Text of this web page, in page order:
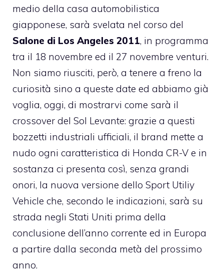
medio della casa automobilistica
giapponese, sarà svelata nel corso del
Salone di Los Angeles 2011, in programma
tra il 18 novembre ed il 27 novembre venturi.
Non siamo riusciti, però, a tenere a freno la
curiosità sino a queste date ed abbiamo già
voglia, oggi, di mostrarvi come sarà il
crossover del Sol Levante: grazie a questi
bozzetti industriali ufficiali, il brand mette a
nudo ogni caratteristica di Honda CR-V e in
sostanza ci presenta così, senza grandi
onori, la nuova versione dello Sport Utiliy
Vehicle che, secondo le indicazioni, sarà su
strada negli Stati Uniti prima della
conclusione dell’anno corrente ed in Europa
a partire dalla seconda metà del prossimo
anno.